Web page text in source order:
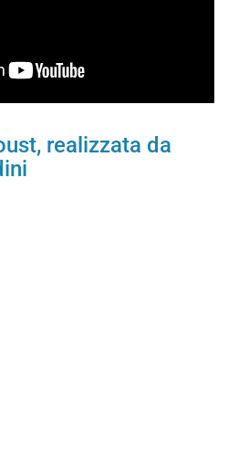
realizzata da